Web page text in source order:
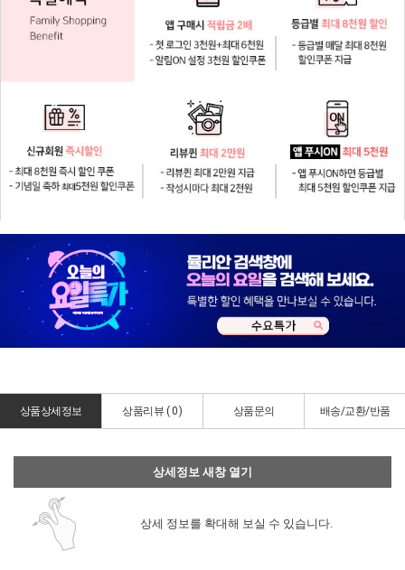
상품상세정보 상품리뷰 ( 0) 상품문의 배송/교환/반품
상세정보 새창 열기
상세 정보를 확대해 보실 수 있습니다.